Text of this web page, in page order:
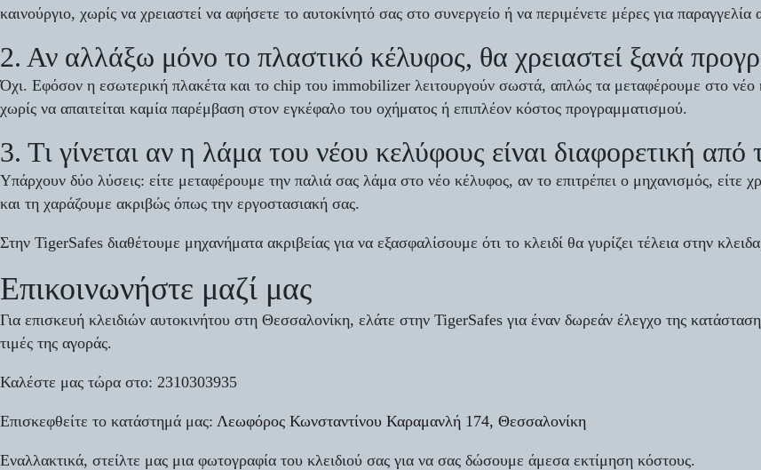
καινούργιο, χωρίς να χρειαστεί να αφήσετε το αυτοκίνητό σας στο συνεργείο ή να περιμένετε μέρες για παραγγελία
2. Αν αλλάξω μόνο το πλαστικό κέλυφος, θα χρειαστεί ξανά
Όχι. Εφόσον η εσωτερική πλακέτα και το chip του immobilizer λειτουργούν σωστά, απλώς τα μεταφέρουμε στο νέο
χωρίς να απαιτείται καμία παρέμβαση στον εγκέφαλο του οχήματος ή επιπλέον κόστος προγραμματισμού.
3. Τι γίνεται αν η λάμα του νέου κελύφους είναι διαφορετική από
Υπάρχουν δύο λύσεις: είτε μεταφέρουμε την παλιά σας λάμα στο νέο κέλυφος, αν το επιτρέπει ο μηχανισμός, είτε
και τη χαράζουμε ακριβώς όπως την εργοστασιακή σας.
Στην TigerSafes διαθέτουμε μηχανήματα ακριβείας για να εξασφαλίσουμε ότι το κλειδί θα γυρίζει τέλεια στην
Επικοινωνήστε μαζί μας
Για επισκευή κλειδιών αυτοκινήτου στη Θεσσαλονίκη, ελάτε στην TigerSafes για έναν δωρεάν έλεγχο της
τιμές της αγοράς.
Καλέστε μας τώρα στο: 2310303935
Επισκεφθείτε το κατάστημά μας: Λεωφόρος Κωνσταντίνου Καραμανλή 174, Θεσσαλονίκη
Εναλλακτικά, στείλτε μας μια φωτογραφία του κλειδιού σας για να σας δώσουμε άμεσα εκτίμηση κόστους.